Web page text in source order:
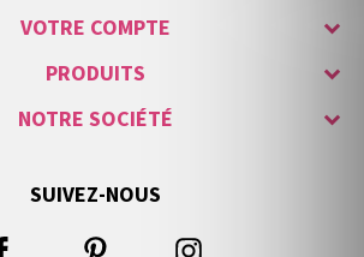
VOTRE COMPTE
PRODUITS
NOTRE SOCIÉTÉ
SUIVEZ-NOUS